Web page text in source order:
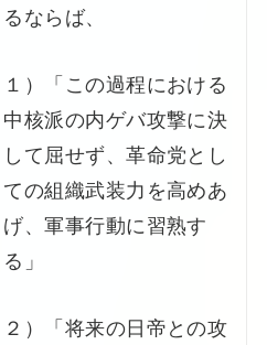
るならば、
１）「この過程における
中核派の内ゲバ攻撃に決
して屈せず、革命党とし
ての組織武装力を高めあ
げ、軍事行動に習熟す
る」
２）「将来の日帝との攻